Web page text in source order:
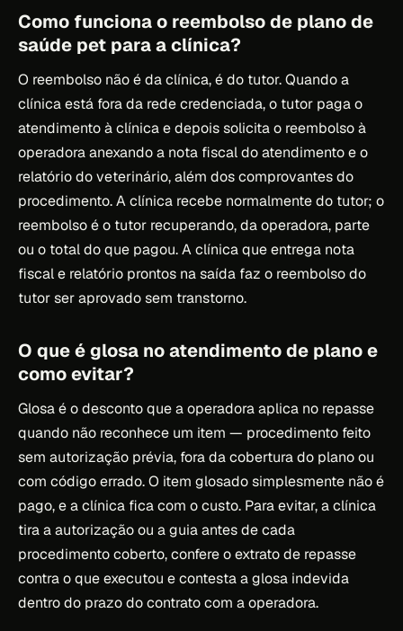
Como funciona o reembolso de plano de
saúde pet para a clínica?
O reembolso não é da clínica, é do tutor. Quando a
clínica está fora da rede credenciada, o tutor paga o
atendimento à clínica e depois solicita o reembolso à
operadora anexando a nota fiscal do atendimento e o
relatório do veterinário, além dos comprovantes do
procedimento. A clínica recebe normalmente do tutor; o
reembolso é o tutor recuperando, da operadora, parte
ou o total do que pagou. A clínica que entrega nota
fiscal e relatório prontos na saída faz o reembolso do
tutor ser aprovado sem transtorno.
O que é glosa no atendimento de plano e
como evitar?
Glosa é o desconto que a operadora aplica no repasse
quando não reconhece um item — procedimento feito
sem autorização prévia, fora da cobertura do plano ou
com código errado. O item glosado simplesmente não é
pago, e a clínica fica com o custo. Para evitar, a clínica
tira a autorização ou a guia antes de cada
procedimento coberto, confere o extrato de repasse
contra o que executou e contesta a glosa indevida
dentro do prazo do contrato com a operadora.